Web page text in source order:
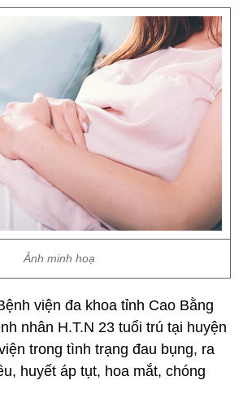
Ảnh minh hoạ
viện đa khoa tỉnh Cao Bằng
nhân H.T.N 23 tuổi trú tại huyện
trong tình trạng đau bụng, ra
huyết áp tụt, hoa mắt, chóng